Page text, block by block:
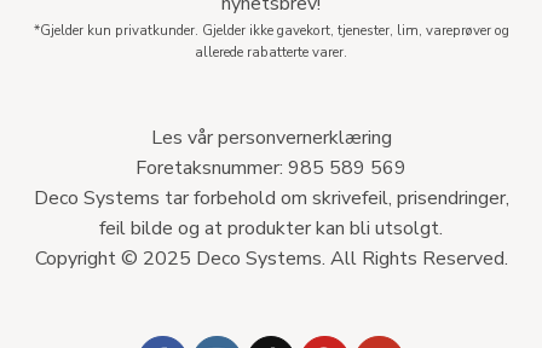
*Gjelder kun privatkunder. Gjelder ikke gavekort, tjenester, lim, vareprøver og
allerede rabatterte varer.
Les vår personvernerklæring
Foretaksnummer: 985 589 569
Deco Systems tar forbehold om skrivefeil, prisendringer,
feil bilde og at produkter kan bli utsolgt.
Copyright © 2025 Deco Systems. All Rights Reserved.